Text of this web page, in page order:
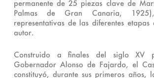
permanente de 25 piezas clave de
Palmas de Gran Canaria,
representativas de las diferentes
autor.
Construido a finales del siglo XV
Gobernador Alonso de Fajardo, el
constituyó, durante sus primeros años,